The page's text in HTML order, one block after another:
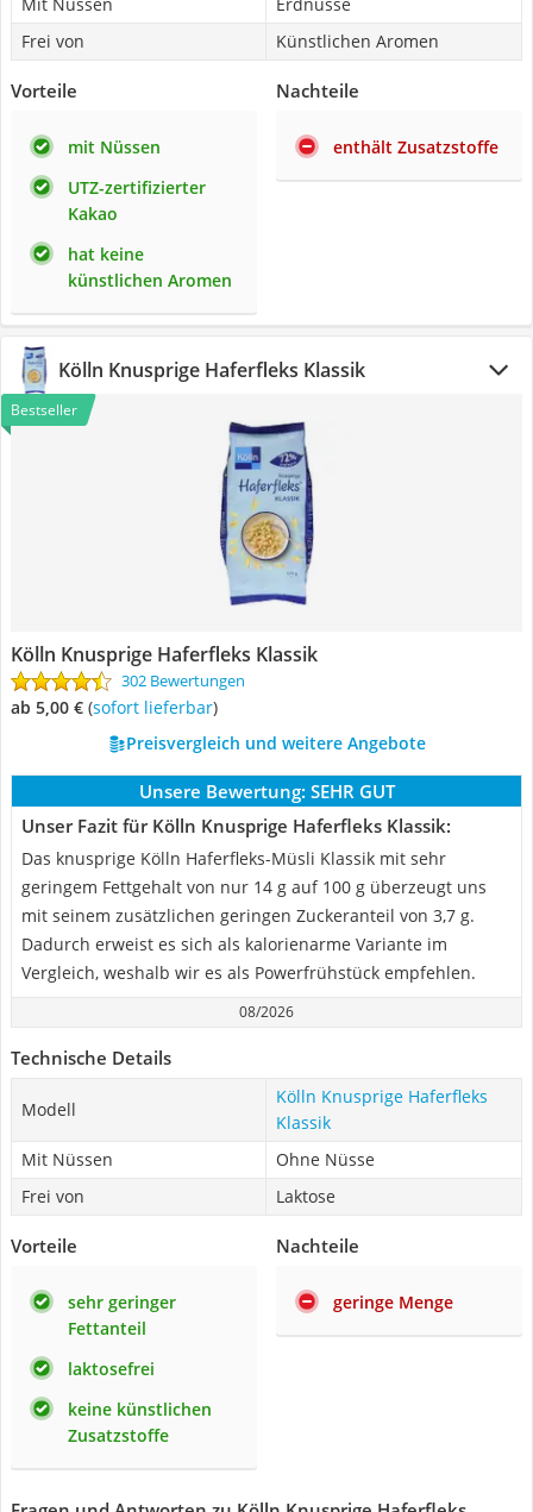
Frei von
Künstlichen Aromen
Vorteile
mit Nüssen
UTZ-zertifizierter
Kakao
hat keine
künstlichen Aromen
Nachteile
enthält Zusatzstoffe
Kölln Knusprige Haferfleks Klassik
Bestseller
Kölln Knusprige Haferfleks Klassik
302 Bewertungen
ab 5,00 € ( Sofort lieferbar)
Preisvergleich und weitere Angebote
Unsere Bewertung: SEHR GUT
Unser Fazit für Kölln Knusprige Haferfleks Klassik:
Das knusprige Kölln Haferfleks-Müsli Klassik mit sehr
geringem Fettgehalt von nur 14 g auf 100 g überzeugt uns
mit seinem zusätzlichen geringen Zuckeranteil von 3,7 g.
Dadurch erweist es sich als kalorienarme Variante im
Vergleich, weshalb wir es als Powerfrühstück empfehlen.
08/2026
Technische Details
Modell
Kölln Knusprige Haferfleks
Klassik
Mit Nüssen
Ohne Nüsse
Frei von
Laktose
Vorteile
sehr geringer
Fettanteil
laktosefrei
keine künstlichen
Zusatzstoffe
Nachteile
geringe Menge